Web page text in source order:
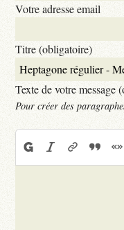
Votre adresse email
Titre (obligatoire)
Texte de votre message
Pour créer des